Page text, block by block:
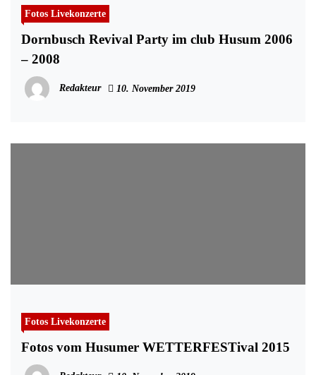
Fotos Livekonzerte
Dornbusch Revival Party im club Husum 2006
– 2008
Redakteur 10. November 2019
Fotos Livekonzerte
Fotos vom Husumer WETTERFESTival 2015